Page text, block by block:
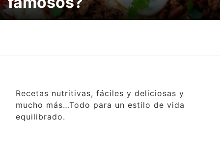
Recetas nutritivas, fáciles y deliciosas y
mucho más…Todo para un estilo de vida
equilibrado.